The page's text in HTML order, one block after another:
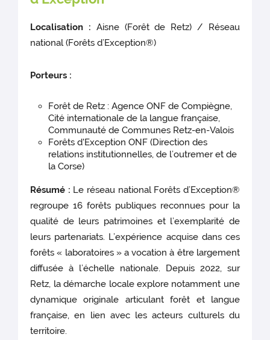
Localisation : Aisne (Forêt de Retz) / Réseau
national (Forêts d’Exception®)
Porteurs :
Forêt de Retz : Agence ONF de Compiègne,
Cité internationale de la langue française,
Communauté de Communes Retz-en-Valois
Forêts d'Exception ONF (Direction des
relations institutionnelles, de l’outremer et de
la Corse)
Résumé : Le réseau national Forêts d’Exception®
regroupe 16 forêts publiques reconnues pour la
qualité de leurs patrimoines et l’exemplarité de
leurs partenariats. L’expérience acquise dans ces
forêts « laboratoires » a vocation à être largement
diffusée à l’échelle nationale. Depuis 2022, sur
Retz, la démarche locale explore notamment une
dynamique originale articulant forêt et langue
française, en lien avec les acteurs culturels du
territoire.